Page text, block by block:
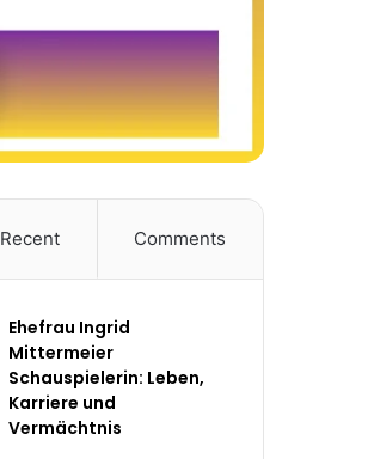
Recent Comments
Ehefrau Ingrid
Mittermeier
Schauspielerin: Leben,
Karriere und
Vermächtnis